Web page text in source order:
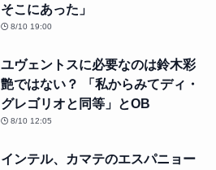
そこにあった」
8/10 19:00
ユヴェントスに必要なのは鈴木彩
艶ではない？ 「私からみてディ・
グレゴリオと同等」とOB
8/10 12:05
インテル、カマテのエスパニョー